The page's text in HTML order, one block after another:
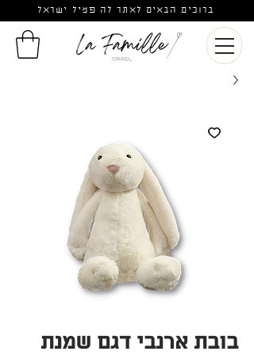
ברוכים הבאים לאתר לה פמיל ישראל
בובת ארנבי דגם שמנת